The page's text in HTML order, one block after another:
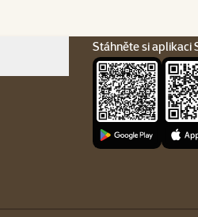
Stáhněte si aplikaci